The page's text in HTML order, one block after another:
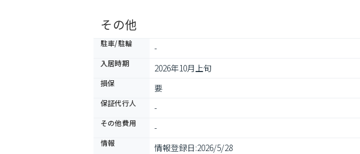
その他
駐車/駐輪 -
入居時期 2026年10月上旬
損保 要
保証代行人 -
その他費用 -
情報 情報登録日:2026/5/28